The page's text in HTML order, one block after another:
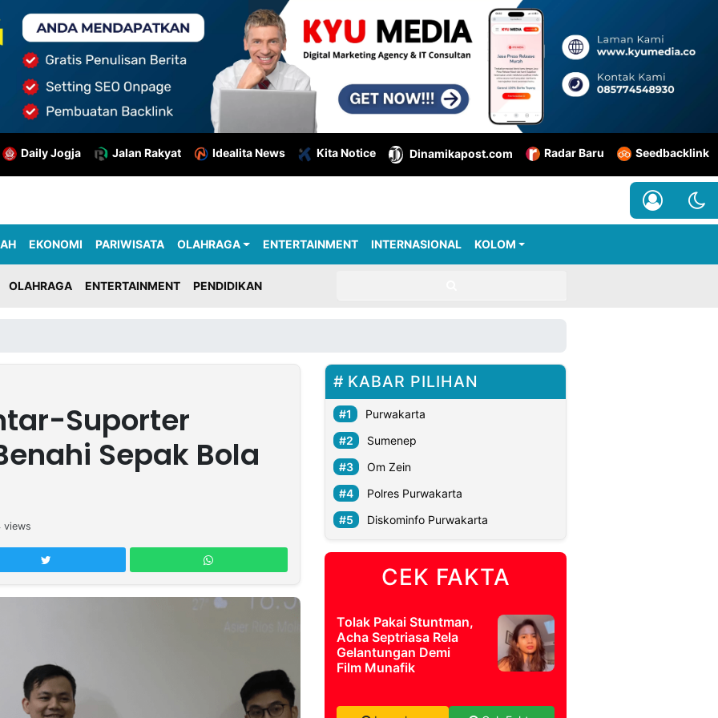
Daily Jogja Jalan Rakyat Idealita News Kita Notice Dinamikapost.com Radar Baru Seedbacklink
EKONOMI PARIWISATA OLAHRAGA ENTERTAINMENT INTERNASIONAL KOLOM
OLAHRAGA ENTERTAINMENT PENDIDIKAN
Suporter
Sepak Bola
views
KABAR PILIHAN
Purwakarta
Sumenep
Om Zein
Polres Purwakarta
Diskominfo Purwakarta
CEK FAKTA
Tolak Pakai Stuntman,
Acha Septriasa Rela
Gelantungan Demi
Film Munafik